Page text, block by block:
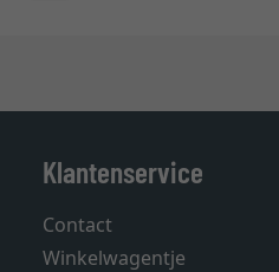
Klantenservice
Contact
Winkelwagentje